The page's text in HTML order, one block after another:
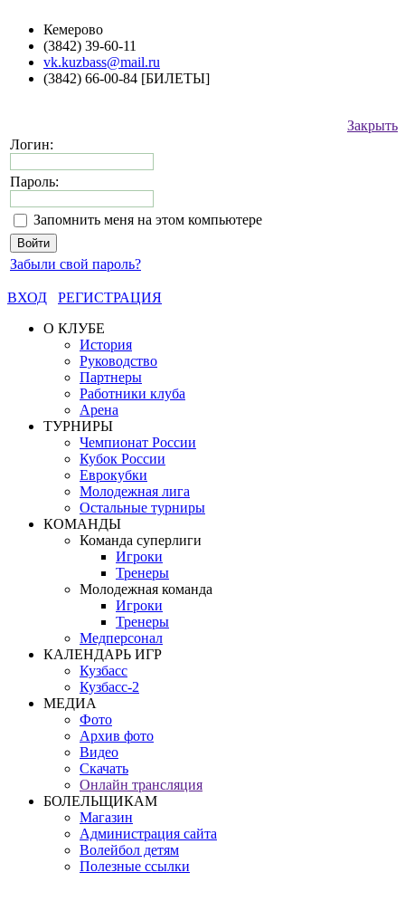
Кемерово
(3842) 39-60-11
vk.kuzbass@mail.ru
(3842) 66-00-84 [БИЛЕТЫ]
Закрыть
Логин:
Пароль:
Запомнить меня на этом компьютере
Забыли свой пароль?
ВХОД
РЕГИСТРАЦИЯ
О КЛУБЕ
История
Руководство
Партнеры
Работники клуба
Арена
ТУРНИРЫ
Чемпионат России
Кубок России
Еврокубки
Молодежная лига
Остальные турниры
КОМАНДЫ
Команда суперлиги
Игроки
Тренеры
Молодежная команда
Игроки
Тренеры
Медперсонал
КАЛЕНДАРЬ ИГР
Кузбасс
Кузбасс-2
МЕДИА
Фото
Архив фото
Видео
Скачать
Онлайн трансляция
БОЛЕЛЬЩИКАМ
Магазин
Администрация сайта
Волейбол детям
Полезные ссылки